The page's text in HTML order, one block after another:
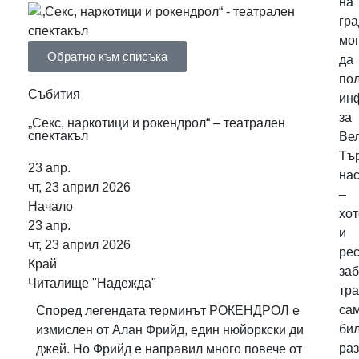
Обратно към списъка
Събития
„Секс, наркотици и рокендрол“ – театрален
спектакъл
23 апр.
чт, 23 април 2026
Начало
23 апр.
чт, 23 април 2026
Край
Читалище "Надежда"
Според легендата терминът РОКЕНДРОЛ е
измислен от Алан Фрийд, един нюйоркски ди
джей. Но Фрийд е направил много повече от
да
за
–
и